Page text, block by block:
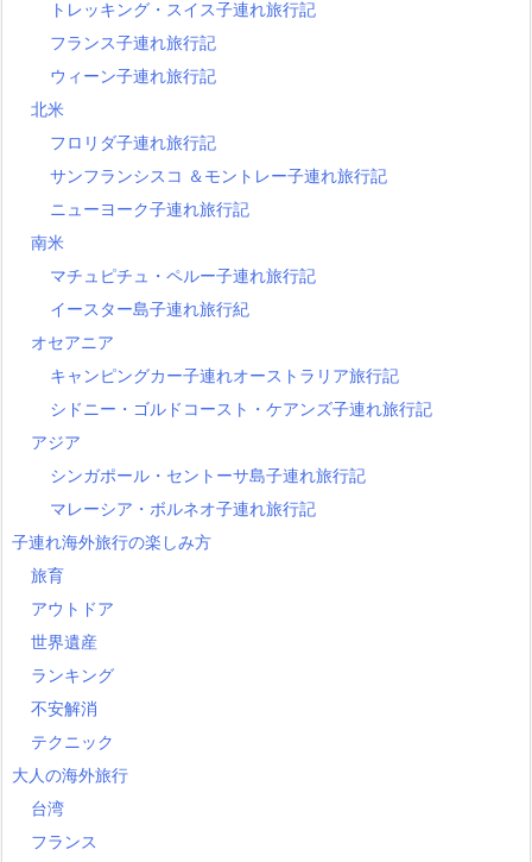
トレッキング・スイス子連れ旅行記
フランス子連れ旅行記
ウィーン子連れ旅行記
北米
フロリダ子連れ旅行記
サンフランシスコ ＆モントレー子連れ旅行記
ニューヨーク子連れ旅行記
南米
マチュピチュ・ペルー子連れ旅行記
イースター島子連れ旅行紀
オセアニア
キャンピングカー子連れオーストラリア旅行記
シドニー・ゴルドコースト・ケアンズ子連れ旅行記
アジア
シンガポール・セントーサ島子連れ旅行記
マレーシア・ボルネオ子連れ旅行記
子連れ海外旅行の楽しみ方
旅育
アウトドア
世界遺産
ランキング
不安解消
テクニック
大人の海外旅行
台湾
フランス